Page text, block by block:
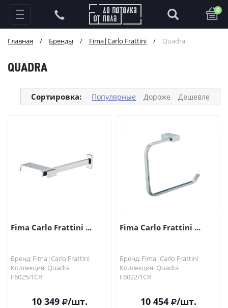
0
Главная / Бренды / Fima|Carlo Frattini / Quadra
QUADRA
Сортировка: Популярные Дороже Дешевле
Fima Carlo Frattini ...
Бренд: Fima|Carlo Frattini
Коллекция: Quadra
F6025/1CR
10 349 /шт.
Fima Carlo Frattini ...
Бренд: Fima|Carlo Frattini
Коллекция: Quadra
F6022/1CR
10 454 /шт.